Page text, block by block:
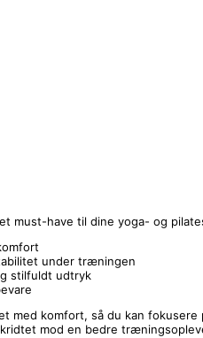
must-have til dine yoga- og
under træningen
stilfuldt udtryk
med komfort, så du kan
mod en bedre